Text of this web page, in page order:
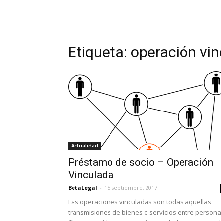
Etiqueta: operación
Actualidad
Préstamo de socio – Operación
Vinculada
BetaLegal - 15 septiembre, 2017
Las operaciones vinculadas son todas aquellas
transmisiones de bienes o servicios entre